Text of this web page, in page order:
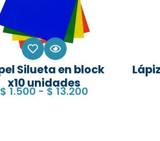
Silueta en block
x10 unidades
$1.500 -$13.200